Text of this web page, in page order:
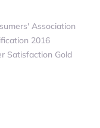
Association
2016
Satisfaction Gold